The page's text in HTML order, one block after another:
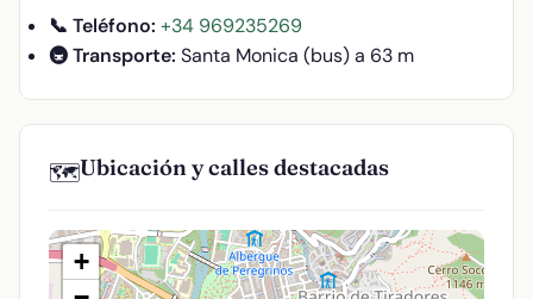
📞 Teléfono: +34 969235269
🚇 Transporte: Santa Monica (bus) a 63 m
🗺️Ubicación y calles destacadas
+